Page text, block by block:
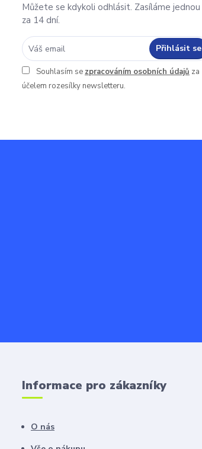
Můžete se kdykoli odhlásit. Zasíláme jednou
za 14 dní.
Přihlásit se
Souhlasím se zpracováním osobních údajů za
účelem rozesílky newsletteru.
Informace pro zákazníky
O nás